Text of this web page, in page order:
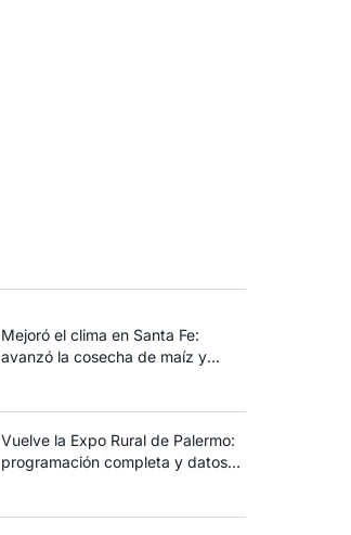
Mejoró el clima en Santa Fe:
avanzó la cosecha de maíz y
Vuelve la Expo Rural de Palermo:
programación completa y datos